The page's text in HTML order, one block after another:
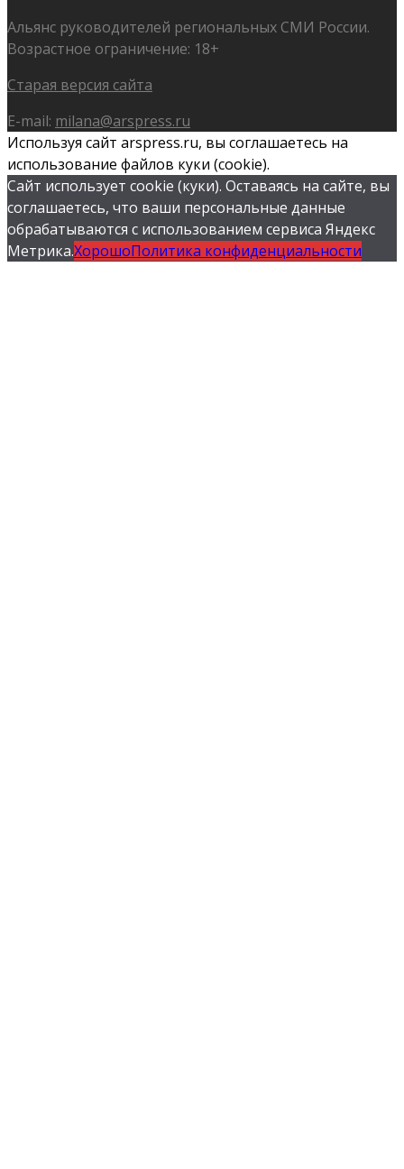
Альянс руководителей региональных СМИ России.
Возрастное ограничение: 18+
Старая версия сайта
E-mail: milana@arspress.ru
Используя сайт arspress.ru, вы соглашаетесь на
использование файлов куки (cookie).
Сайт использует cookie (куки). Оставаясь на сайте, вы
соглашаетесь, что ваши персональные данные
обрабатываются с использованием сервиса Яндекс
Метрика.ХорошоПолитика конфиденциальности